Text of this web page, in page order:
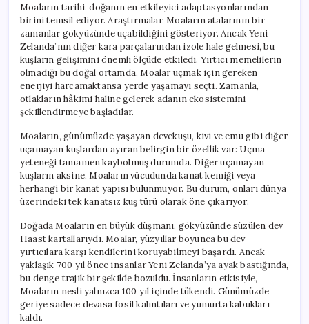
Moaların tarihi, doğanın en etkileyici adaptasyonlarından
birini temsil ediyor. Araştırmalar, Moaların atalarının bir
zamanlar gökyüzünde uçabildiğini gösteriyor. Ancak Yeni
Zelanda’nın diğer kara parçalarından izole hale gelmesi, bu
kuşların gelişimini önemli ölçüde etkiledi. Yırtıcı memelilerin
olmadığı bu doğal ortamda, Moalar uçmak için gereken
enerjiyi harcamaktansa yerde yaşamayı seçti. Zamanla,
otlakların hâkimi haline gelerek adanın ekosistemini
şekillendirmeye başladılar.
Moaların, günümüzde yaşayan devekuşu, kivi ve emu gibi diğer
uçamayan kuşlardan ayıran belirgin bir özellik var: Uçma
yeteneği tamamen kaybolmuş durumda. Diğer uçamayan
kuşların aksine, Moaların vücudunda kanat kemiği veya
herhangi bir kanat yapısı bulunmuyor. Bu durum, onları dünya
üzerindeki tek kanatsız kuş türü olarak öne çıkarıyor.
Doğada Moaların en büyük düşmanı, gökyüzünde süzülen dev
Haast kartallarıydı. Moalar, yüzyıllar boyunca bu dev
yırtıcılara karşı kendilerini koruyabilmeyi başardı. Ancak
yaklaşık 700 yıl önce insanlar Yeni Zelanda’ya ayak bastığında,
bu denge trajik bir şekilde bozuldu. İnsanların etkisiyle,
Moaların nesli yalnızca 100 yıl içinde tükendi. Günümüzde
geriye sadece devasa fosil kalıntıları ve yumurta kabukları
kaldı.